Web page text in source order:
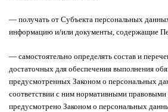
— получать от Субъекта персональных
информацию и/или документы, содержащие
— самостоятельно определять состав и
достаточных для обеспечения выполнения
предусмотренных Законом о персональных
соответствии с ним нормативными правовыми
предусмотрено Законом о персональных